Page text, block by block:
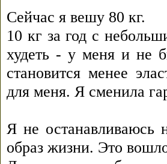
Сейчас я вешу 80 кг.
10 кг за год с
худеть - у меня и не
становится менее
для меня. Я сменила
Я не останавливаюсь
образ жизни. Это